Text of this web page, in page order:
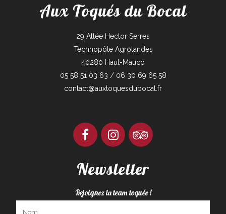
Aux Toqués du Bocal
29 Allée Hector Serres
Technopôle Agrolandes
40280 Haut-Mauco
05 58 51 03 63 / 06 30 69 65 58
contact@auxtoquesdubocal.fr
Newsletter
Rejoignez la team toquée !